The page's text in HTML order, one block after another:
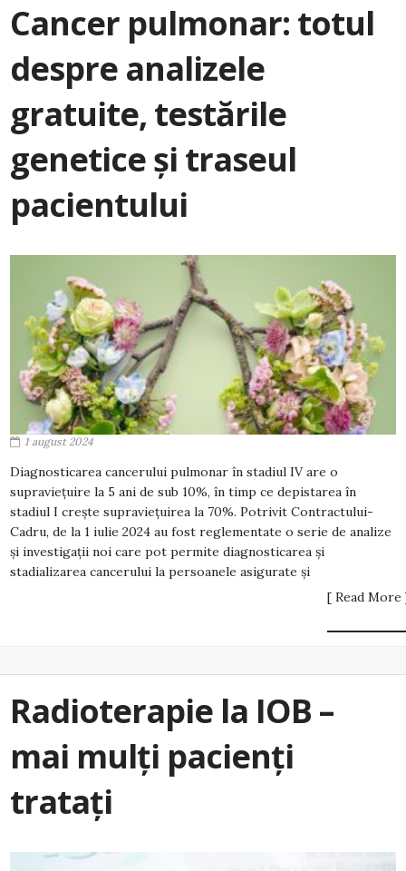
Cancer pulmonar: totul
despre analizele
gratuite, testările
genetice și traseul
pacientului
1 august 2024
Diagnosticarea cancerului pulmonar în stadiul IV are o
supraviețuire la 5 ani de sub 10%, în timp ce depistarea în
stadiul I crește supraviețuirea la 70%. Potrivit Contractului-
Cadru, de la 1 iulie 2024 au fost reglementate o serie de analize
și investigații noi care pot permite diagnosticarea și
stadializarea cancerului la persoanele asigurate și
[ Read More
Radioterapie la IOB –
mai mulți pacienți
tratați